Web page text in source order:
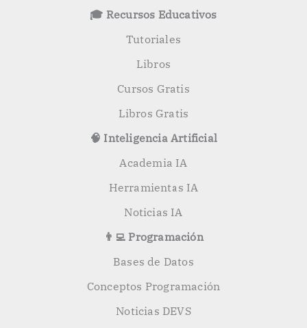
🎓 Recursos Educativos
Tutoriales
Libros
Cursos Gratis
Libros Gratis
🧠 Inteligencia Artificial
Academia IA
Herramientas IA
Noticias IA
👨‍💻 Programación
Bases de Datos
Conceptos Programación
Noticias DEVS